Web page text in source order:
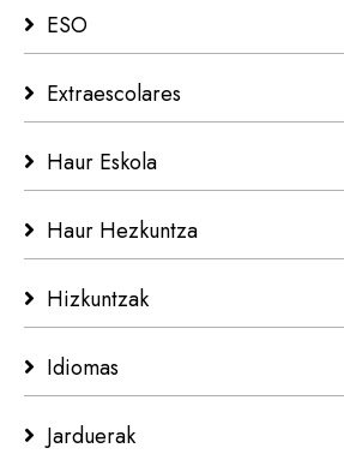
ESO
Extraescolares
Haur Eskola
Haur Hezkuntza
Hizkuntzak
Idiomas
Jarduerak